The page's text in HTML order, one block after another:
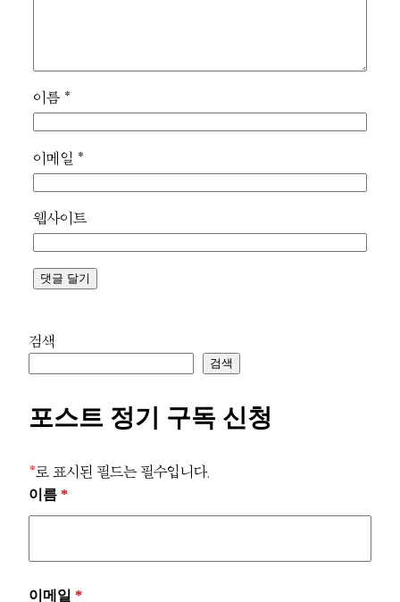
이름 *
이메일 *
웹사이트
검색
검색
포스트 정기 구독 신청
*로 표시된 필드는 필수입니다.
이름 *
이메일 *